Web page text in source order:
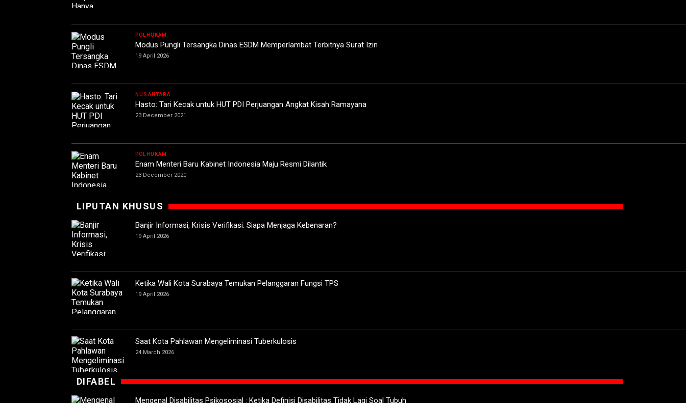
POLHUKAM
Modus Pungli Tersangka Dinas ESDM Memperlambat Terbitnya Surat Izin
19 April 2026
NUSANTARA
Hasto: Tari Kecak untuk HUT PDI Perjuangan Angkat Kisah Ramayana
23 December 2021
POLHUKAM
Enam Menteri Baru Kabinet Indonesia Maju Resmi Dilantik
23 December 2020
LIPUTAN KHUSUS
Banjir Informasi, Krisis Verifikasi: Siapa Menjaga Kebenaran?
19 April 2026
Ketika Wali Kota Surabaya Temukan Pelanggaran Fungsi TPS
19 April 2026
Saat Kota Pahlawan Mengeliminasi Tuberkulosis
24 March 2026
DIFABEL
Mengenal Disabilitas Psikososial : Ketika Definisi Disabilitas Tidak Lagi Soal Tubuh